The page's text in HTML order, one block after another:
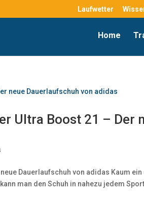
Laufwetter
Home
Ultra Boost 21 – Der
Dauerlaufschuh von adidas Kaum
man den Schuh in nahezu jedem